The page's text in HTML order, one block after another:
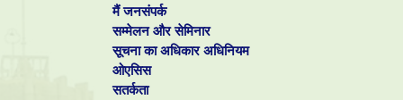
मैं जनसंपर्क
सम्मेलन और सेमिनार
सूचना का अधिकार अधिनियम
ओएसिस
सतर्कता